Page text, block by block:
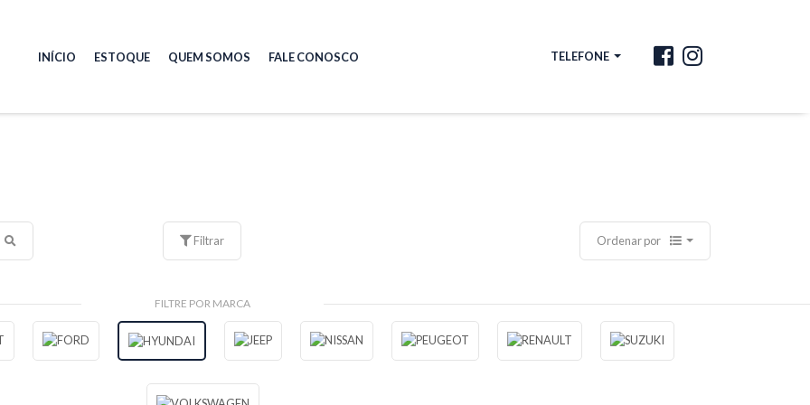
INÍCIO ESTOQUE QUEM SOMOS FALE CONOSCO TELEFONE
Filtrar Ordenar por
FILTRE POR MARCA